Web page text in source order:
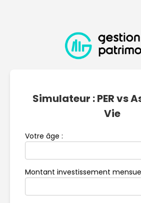
Simulateur : PER vs
Vie
Votre âge :
Montant investissement